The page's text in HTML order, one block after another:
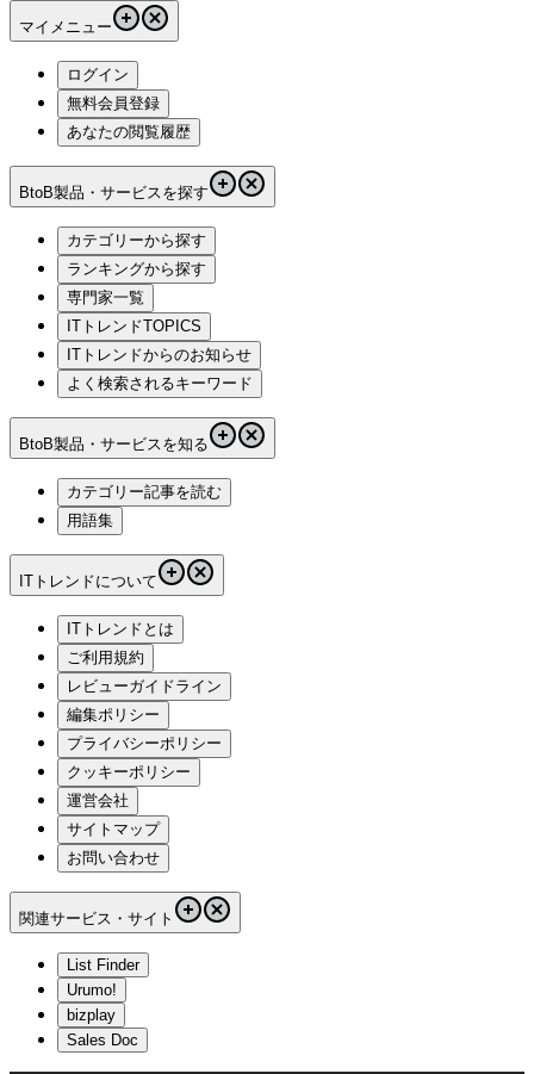
マイメニュー
ログイン
無料会員登録
あなたの閲覧履歴
BtoB製品・サービスを探す
カテゴリーから探す
ランキングから探す
専門家一覧
ITトレンドTOPICS
ITトレンドからのお知らせ
よく検索されるキーワード
BtoB製品・サービスを知る
カテゴリー記事を読む
用語集
ITトレンドについて
ITトレンドとは
ご利用規約
レビューガイドライン
編集ポリシー
プライバシーポリシー
クッキーポリシー
運営会社
サイトマップ
お問い合わせ
関連サービス・サイト
List Finder
Urumo!
bizplay
Sales Doc